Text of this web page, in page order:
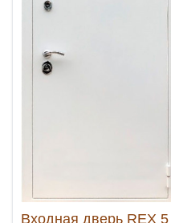
Входная дверь REX